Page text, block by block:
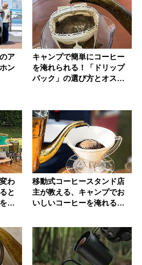
ア
ン
キャンプで簡単にコーヒー
を淹れられる！「ドリップ
パック」の選び方とオスス
わ
と
伝
移動式コーヒースタンド店
主が教える、キャンプでお
いしいコーヒーを淹れる方